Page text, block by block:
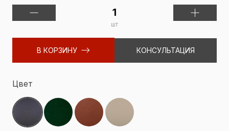
шт
В КОРЗИНУ КОНСУЛЬТАЦИЯ
Цвет